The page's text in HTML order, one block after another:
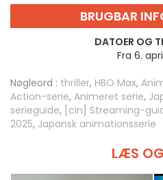
BRUGBAR
DATOER OG
Fra 6.
Nøgleord : thriller, HBO Max,
Action-serie, Animeret serie,
serieguide, [cin] Streaming-
2025, Japansk animationsserie
LÆS